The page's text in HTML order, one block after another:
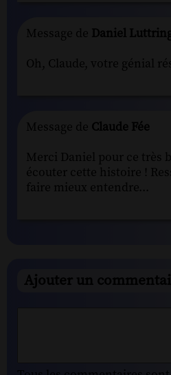
Message de Daniel
Oh, Claude, votre génial
Message de Claude Fée
Merci Daniel pour ce très
écouter cette histoire !
faire mieux entendre...
Ajouter un